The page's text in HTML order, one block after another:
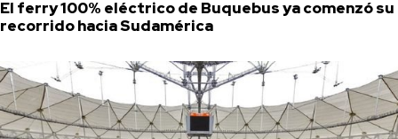
El ferry 100% eléctrico de Buquebus ya comenzó su
recorrido hacia Sudamérica